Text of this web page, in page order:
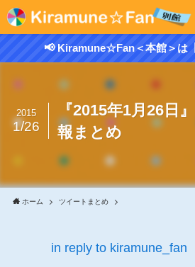
📢 Kiramune☆Fan＜本館＞は
『2015年1月26日
報まとめ
2015
1/26
ホーム ツイートまとめ
in reply to kiramune_fan